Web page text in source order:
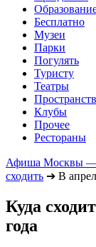
Бесплатно
Музеи
Парки
Погулять
Туристу
Театры
Клубы
Прочее
Рестораны
Афиша Москвы —
сходить ➔ В
Куда
года